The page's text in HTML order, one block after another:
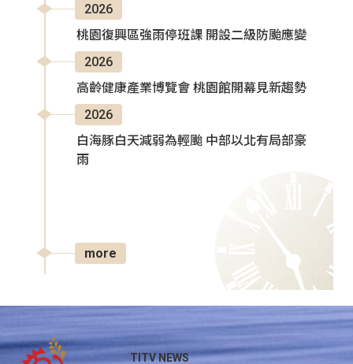
2026
桃園復興區強雨停班課 開設二級防颱應變
2026
高齡健康產業博覽會 桃園館開幕見新趨勢
2026
白海豚白天減弱為輕颱 中部以北有局部豪
雨
more
TITV NEWS